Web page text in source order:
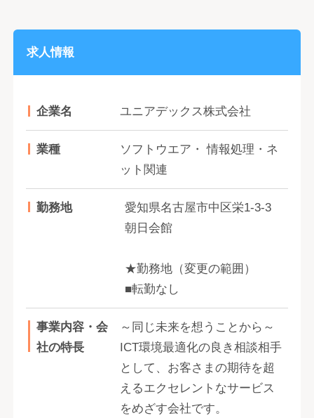
求人情報
企業名 ユニアデックス株式会社
業種
ソフトウエア・ 情報処理・ネ
ット関連
勤務地
愛知県名古屋市中区栄1-3-3
朝日会館
★勤務地（変更の範囲）
■転勤なし
事業内容・会
社の特長
～同じ未来を想うことから～
ICT環境最適化の良き相談相手
として、お客さまの期待を超
えるエクセレントなサービス
をめざす会社です。